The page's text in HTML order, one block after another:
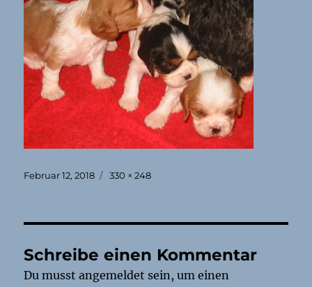
Veröffentlicht
Februar 12, 2018 Originalgröße
330 × 248
Schreibe einen Kommentar
Du musstangemeldet sein, um einen